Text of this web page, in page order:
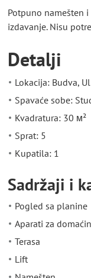
Potpuno namešten
izdavanje. Nisu
Detalji
Lokacija: Budva,
Spavaće sobe:
Kvadratura: 30 м²
Sprat: 5
Kupatila: 1
Sadržaji i
Pogled sa planine
Aparati za
Terasa
Lift